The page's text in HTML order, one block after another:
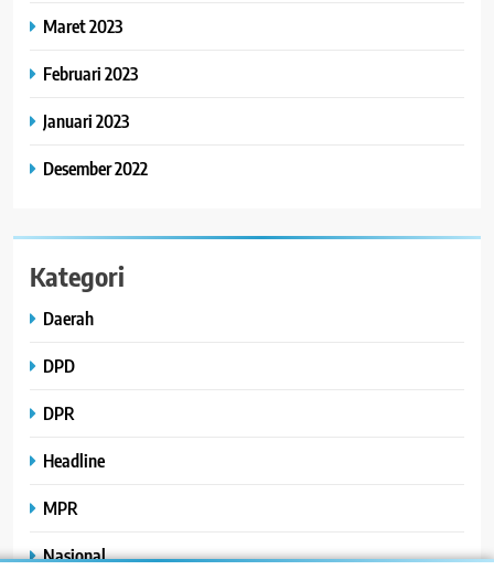
Maret 2023
Februari 2023
Januari 2023
Desember 2022
Kategori
Daerah
DPD
DPR
Headline
MPR
Nasional